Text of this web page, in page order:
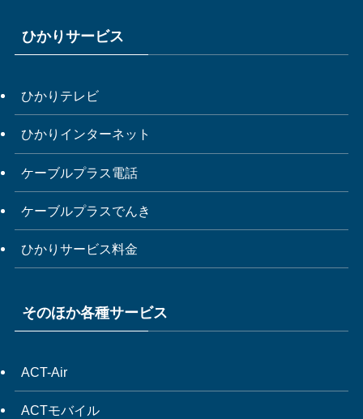
ひかりサービス
ひかりテレビ
ひかりインターネット
ケーブルプラス電話
ケーブルプラスでんき
ひかりサービス料金
そのほか各種サービス
ACT-Air
ACTモバイル